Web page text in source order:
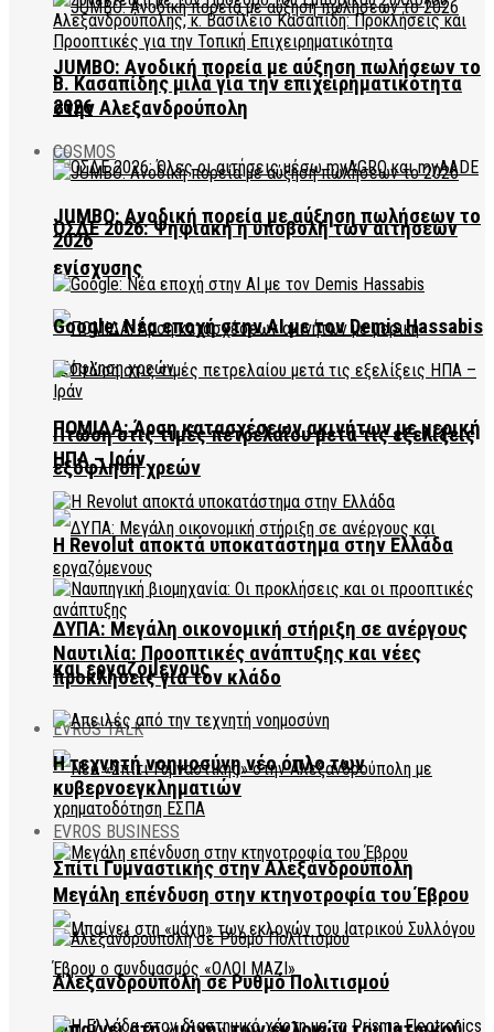
JUMBO: Ανοδική πορεία με αύξηση πωλήσεων το
2026
ΟΣΔΕ 2026: Ψηφιακή η υποβολή των αιτήσεων
ενίσχυσης
ΠΟΜΙΔΑ: Άρση κατασχέσεων ακινήτων με μερική
εξόφληση χρεών
ΔΥΠΑ: Μεγάλη οικονομική στήριξη σε ανέργους
και εργαζόμενους
EVROS TALK
Σπίτι Γυμναστικής στην Αλεξανδρούπολη
Β. Κασαπίδης μιλά για την επιχειρηματικότητα
στην Αλεξανδρούπολη
COSMOS
JUMBO: Ανοδική πορεία με αύξηση πωλήσεων το
2026
Google: Νέα εποχή στην AI με τον Demis Hassabis
Πτώση στις τιμές πετρελαίου μετά τις εξελίξεις
ΗΠΑ – Ιράν
Η Revolut αποκτά υποκατάστημα στην Ελλάδα
Ναυτιλία: Προοπτικές ανάπτυξης και νέες
προκλήσεις για τον κλάδο
Η τεχνητή νοημοσύνη νέο όπλο των
κυβερνοεγκληματιών
EVROS BUSINESS
Μεγάλη επένδυση στην κτηνοτροφία του Έβρου
Αλεξανδρούπολη σε Ρυθμό Πολιτισμού